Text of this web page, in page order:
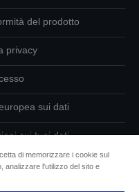
del prodotto
privacy
sui dati
sui tuoi dati
cookie
di memorizzare i cookie sul
analizzare l'utilizzo del sito e